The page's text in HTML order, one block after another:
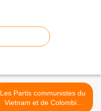
Les Partis communistes du
Vietnam et de Colombie